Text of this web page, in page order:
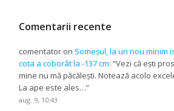
Comentarii recente
comentator on Someșul, la un nou minim
cota a coborât la -137 cm: “Vezi că ești
mine nu mă păcălești. Notează acolo
La ape este ales…”
aug. 9, 10:43